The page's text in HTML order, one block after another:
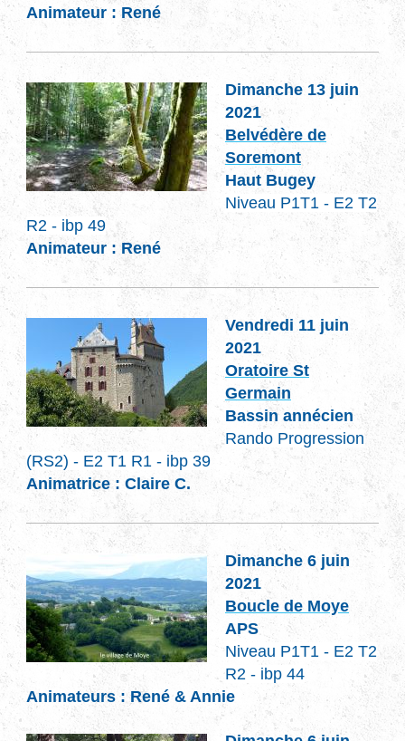
Animateur : René
Dimanche 13 juin
2021
Belvédère de
Soremont
Haut Bugey
Niveau P1T1 - E2 T2
R2 - ibp 49
Animateur : René
Vendredi 11 juin
2021
Oratoire St
Germain
Bassin annécien
Rando Progression
(RS2) - E2 T1 R1 - ibp 39
Animatrice : Claire C.
Dimanche 6 juin
2021
Boucle de Moye
APS
Niveau P1T1 - E2 T2
R2 - ibp 44
Animateurs : René & Annie